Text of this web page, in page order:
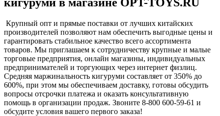
Крупный опт и прямые поставки от лучших китайских
производителей позволяют нам обеспечить выгодные цены и
гарантировать стабильное качество всего ассортимента
товаров. Мы приглашаем к сотрудничеству крупные и малые
торговые предприятия, онлайн магазины, индивидуальных
предпринимателей и торгующих через интернет физлиц.
Средняя маржинальность кигуруми составляет от 350% до
600%, при этом мы обеспечиваем доставку, готовы обсудить
вопросы отсрочки платежа и оказать консультативную
помощь в организации продаж. Звоните 8-800 600-59-61 и
обсудите условия вашего первого заказа!